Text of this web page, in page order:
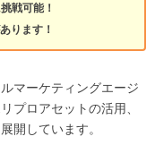
戦可能！
ります！
マーケティングエージ
プロアセットの活用、
開しています。